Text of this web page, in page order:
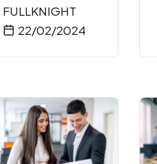
FULLKNIGHT
22/02/2024